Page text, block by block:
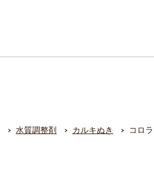
水質調整剤 カルキぬき コロ